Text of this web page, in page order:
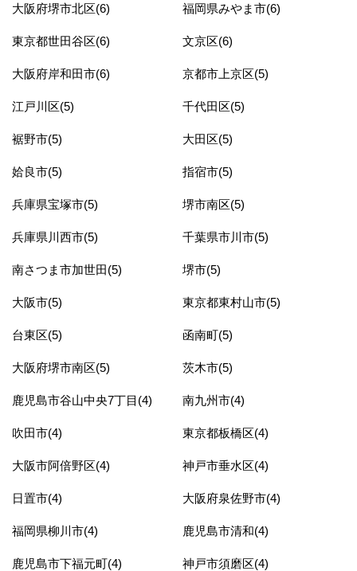
大阪府堺市北区(6) 福岡県みやま市(6)
東京都世田谷区(6) 文京区(6)
大阪府岸和田市(6) 京都市上京区(5)
江戸川区(5) 千代田区(5)
裾野市(5) 大田区(5)
姶良市(5) 指宿市(5)
兵庫県宝塚市(5) 堺市南区(5)
兵庫県川西市(5) 千葉県市川市(5)
南さつま市加世田(5) 堺市(5)
大阪市(5) 東京都東村山市(5)
台東区(5) 函南町(5)
大阪府堺市南区(5) 茨木市(5)
鹿児島市谷山中央7丁目(4) 南九州市(4)
吹田市(4) 東京都板橋区(4)
大阪市阿倍野区(4) 神戸市垂水区(4)
日置市(4) 大阪府泉佐野市(4)
福岡県柳川市(4) 鹿児島市清和(4)
鹿児島市下福元町(4) 神戸市須磨区(4)